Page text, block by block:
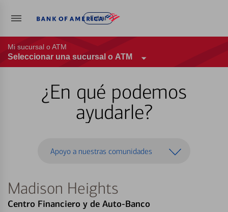
Entrar
Mi sucursal o ATM
Seleccionar una sucursal o ATM
¿En qué podemos
ayudarle?
Apoyo a nuestras comunidades
Madison Heights
Centro Financiero y de Auto-Banco